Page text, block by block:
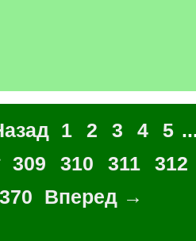
1 2 3 4 5
309 310 311 312
370 Вперед →